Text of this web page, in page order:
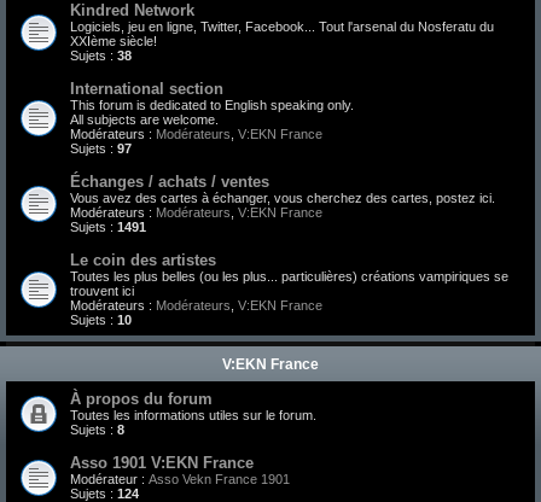
Kindred Network
Logiciels, jeu en ligne, Twitter, Facebook... Tout l'arsenal du Nosferatu du
XXIème siècle!
Sujets : 38
International section
This forum is dedicated to English speaking only.
All subjects are welcome.
Modérateurs : Modérateurs V:EKN France
Sujets : 97
Échanges / achats / ventes
Vous avez des cartes à échanger, vous cherchez des cartes, postez ici.
Modérateurs : Modérateurs V:EKN France
Sujets : 1491
Le coin des artistes
Toutes les plus belles (ou les plus... particulières) créations vampiriques se
trouvent ici
Modérateurs : Modérateurs V:EKN France
Sujets : 10
V:EKN France
À propos du forum
Toutes les informations utiles sur le forum.
Sujets : 8
Asso 1901 V:EKN France
Modérateur : Asso Vekn France 1901
Sujets : 124